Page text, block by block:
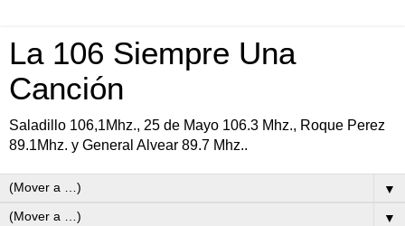
La 106 Siempre Una
Canción
Saladillo 106,1Mhz., 25 de Mayo 106.3 Mhz., Roque Perez
89.1Mhz. y General Alvear 89.7 Mhz..
▼
▼